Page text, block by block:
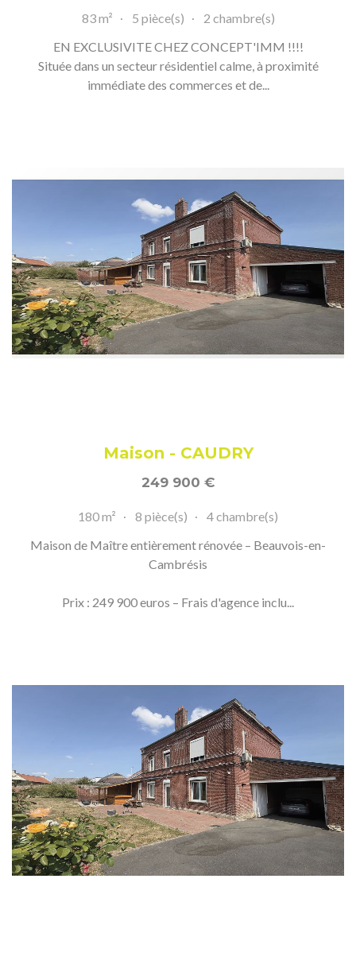
83 m² 5 pièce(s)
2 chambre(s)
EN EXCLUSIVITE CHEZ CONCEPT'IMM !!!!
Située dans un secteur résidentiel calme, à proximité
immédiate des commerces et de...
Maison - CAUDRY
249 900 €
180 m² 8 pièce(s)
4 chambre(s)
Maison de Maître entièrement rénovée – Beauvois-en-
Cambrésis
Prix : 249 900 euros – Frais d'agence inclu...